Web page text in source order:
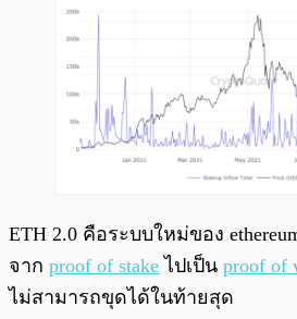
ETH 2.0 คือระบบใหม่ของ
จาก proof of stake ไปเป็น proof of
ไม่สามารถขุดได้ในท้ายสุด